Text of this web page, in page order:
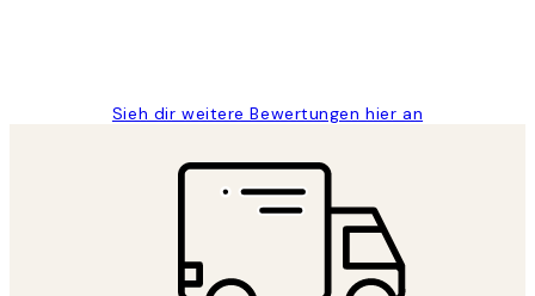
Sieh dir weitere Bewertungen hier an